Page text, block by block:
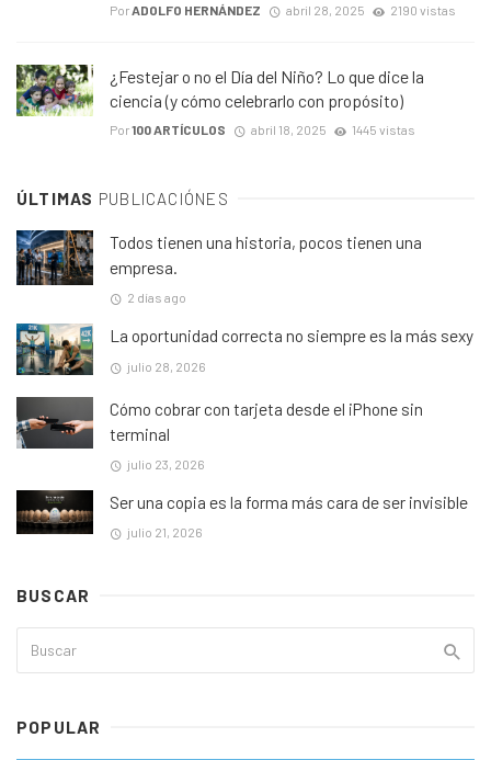
PorADOLFO HERNÁNDEZ abril 28, 2025 2190 vistas
¿Festejar o no el Día del Niño? Lo que dice la
ciencia (y cómo celebrarlo con propósito)
Por100 ARTÍCULOS abril 18, 2025 1445 vistas
ÚLTIMAS PUBLICACIÓNES
Todos tienen una historia, pocos tienen una
empresa.
2 días ago
La oportunidad correcta no siempre es la más sexy
julio 28, 2026
Cómo cobrar con tarjeta desde el iPhone sin
terminal
julio 23, 2026
Ser una copia es la forma más cara de ser invisible
julio 21, 2026
BUSCAR
POPULAR